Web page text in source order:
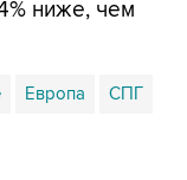
ниже, чем
Европа СПГ